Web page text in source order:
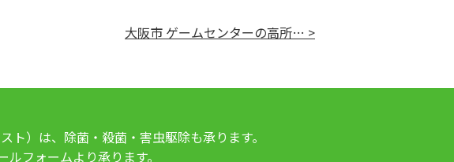
大阪市 ゲームセンターの高所… >
ト）は、除菌・殺菌・害虫駆除も承ります。
フォームより承ります。